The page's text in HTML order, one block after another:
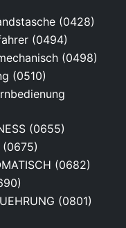
(0428)
(0494)
(0498)
(0510)
(0655)
(0675)
(0682)
(0801)